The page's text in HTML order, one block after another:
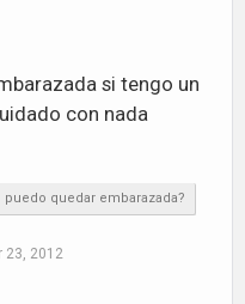
si tengo un
con nada
puedo quedar embarazada?
23, 2012